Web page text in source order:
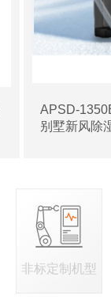
APSD-
别墅新风除
非标定制机型